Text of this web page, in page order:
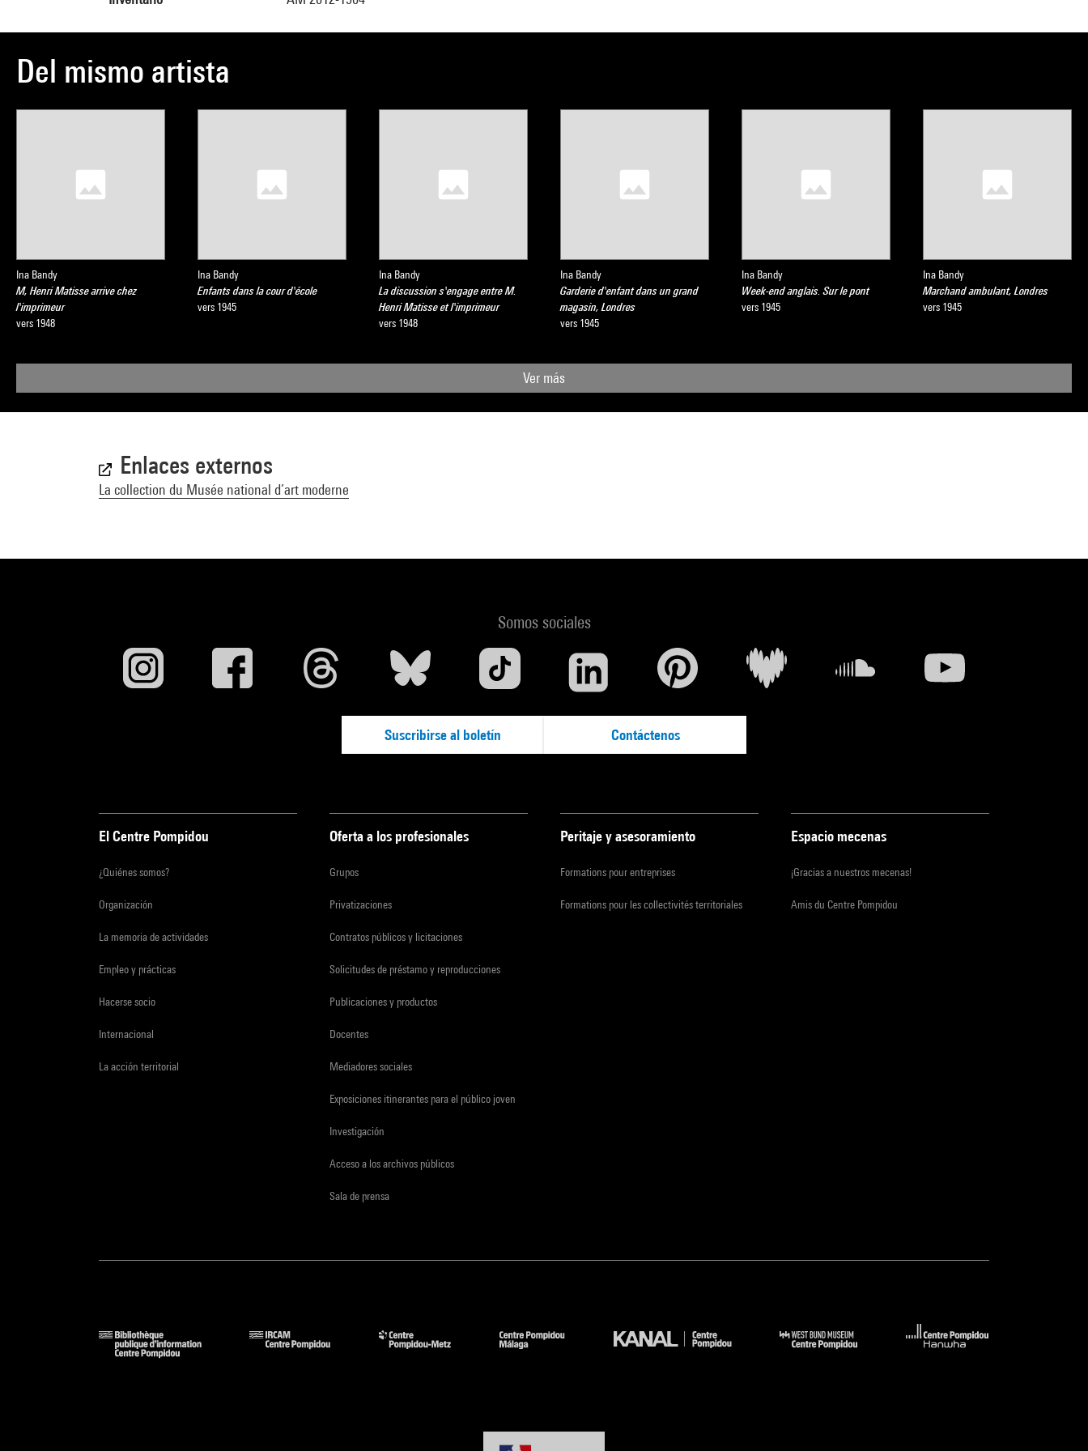
Del mismo artista
Ina Bandy
M, Henri Matisse arrive chez
l'imprimeur
vers 1948
Ina Bandy
Enfants dans la cour d'école
vers 1945
Ina Bandy
La discussion s'engage entre M.
Henri Matisse et l'imprimeur
vers 1948
Ina Bandy
Garderie d'enfant dans un grand
magasin, Londres
vers 1945
Ina Bandy
Week-end anglais. Sur le pont
vers 1945
Ina Bandy
Marchand ambulant, Londres
vers 1945
Ver más
Enlaces externos
La collection du Musée national d’art moderne
Somos sociales
Suscribirse al boletín Contáctenos
El Centre Pompidou
¿Quiénes somos?
Organización
La memoria de actividades
Empleo y prácticas
Hacerse socio
Internacional
La acción territorial
Oferta a los profesionales
Grupos
Privatizaciones
Contratos públicos y licitaciones
Solicitudes de préstamo y reproducciones
Publicaciones y productos
Docentes
Mediadores sociales
Exposiciones itinerantes para el público joven
Investigación
Acceso a los archivos públicos
Sala de prensa
Peritaje y asesoramiento
Formations pour entreprises
Formations pour les collectivités territoriales
Espacio mecenas
¡Gracias a nuestros mecenas!
Amis du Centre Pompidou